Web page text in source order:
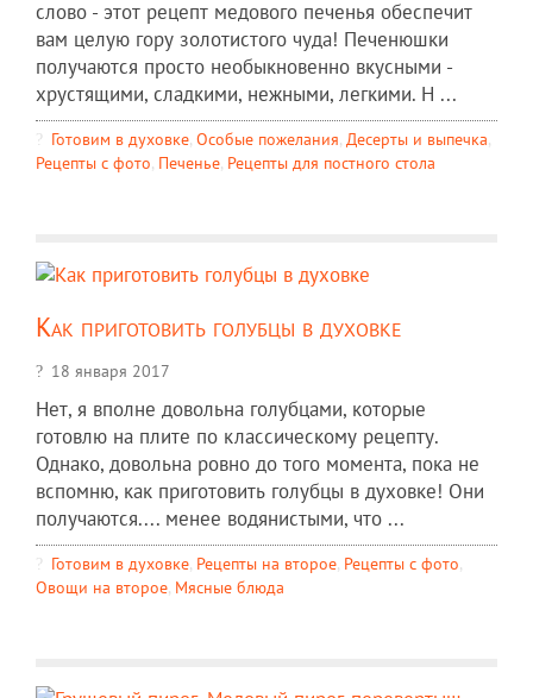
слово - этот рецепт медового печенья обеспечит
вам целую гору золотистого чуда! Печенюшки
получаются просто необыкновенно вкусными -
хрустящими, сладкими, нежными, легкими. Н ...
Готовим в духовке, Особые пожелания, Десерты и выпечка,
Рецепты c фото, Печенье, Рецепты для постного стола
Как приготовить голубцы в духовке
18 января 2017
Нет, я вполне довольна голубцами, которые
готовлю на плите по классическому рецепту.
Однако, довольна ровно до того момента, пока не
вспомню, как приготовить голубцы в духовке! Они
получаются.... менее водянистыми, что ...
Готовим в духовке, Рецепты на второе, Рецепты c фото,
Овощи на второе, Мясные блюда